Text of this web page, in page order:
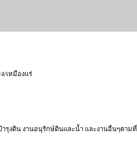
/เหมืองแร่
ำรุงดิน งานอนุรักษ์ดินและน้ำ และงานอื่นๆตามที่